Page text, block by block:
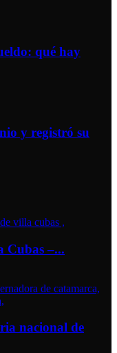
qué hay
y registró su
Cubas –...
nacional de